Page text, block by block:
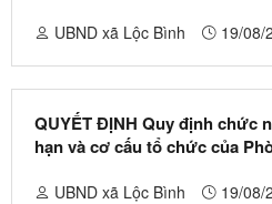
UBND xã Lộc Bình 19/08/
QUYẾT ĐỊNH Quy định chức
hạn và cơ cấu tổ chức của
UBND xã Lộc Bình 19/08/